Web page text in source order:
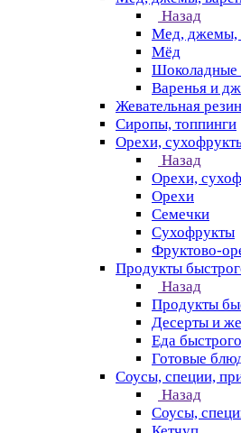
Назад
Мед, джемы,
Мёд
Шоколадные
Варенья и
Жевательная
Сиропы, топпинги
Орехи,
Назад
Орехи,
Орехи
Семечки
Сухофрукты
Фруктово-
Продукты
Назад
Продукты
Десерты и
Еда
Готовые
Соусы, специи,
Назад
Соусы,